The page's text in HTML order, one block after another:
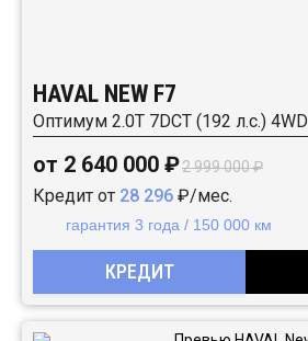
HAVAL NEW F7
Оптимум 2.0T 7DCT (192 л.с.) 4WD
от 2 640 000 ₽2 999 000 ₽
Кредит от 28 296 ₽/мес.
гарантия 3 года / 150 000 км
КРЕДИТ